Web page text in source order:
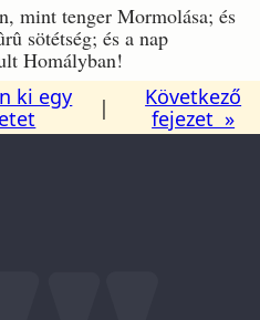
mint tenger Mormolása; és
sötétség; és a nap
Homályban!
ki egy
|
Következő
fejezet »